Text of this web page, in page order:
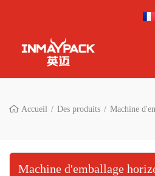
Accueil Des produits Machine
Machine d'emballage